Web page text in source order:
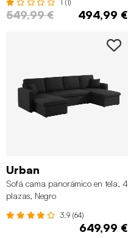
1 (1)
549,99 € 494,99 €
Urban
Sofá cama panorámico en tela, 4
plazas, Negro
3.9 (64)
649,99 €